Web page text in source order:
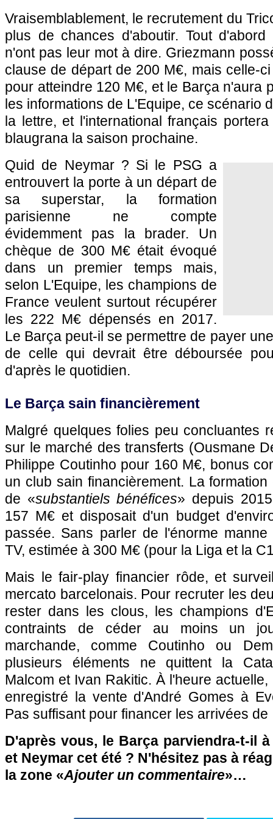
Vraisemblablement, le recrutement du
plus de chances d'aboutir. Tout
n'ont pas leur mot à dire. Griezmann
clause de départ de 200 M€, mais celle-
pour atteindre 120 M€, et le Barça n'aura
les informations de L'Equipe, ce scénario
la lettre, et l'international français
blaugrana la saison prochaine.
Quid de Neymar ? Si le PSG a
entrouvert la porte à un départ de
sa superstar, la formation
parisienne ne compte
évidemment pas la brader. Un
chèque de 300 M€ était évoqué
dans un premier temps mais,
selon L'Equipe, les champions de
France veulent surtout récupérer
les 222 M€ dépensés en 2017.
Le Barça peut-il se permettre de payer
de celle qui devrait être déboursée
d'après le quotidien.
Le Barça sain financièrement
Malgré quelques folies peu concluantes
sur le marché des transferts (Ousmane
Philippe Coutinho pour 160 M€, bonus
un club sain financièrement. La
de «substantiels bénéfices» depuis
157 M€ et disposait d'un budget
passée. Sans parler de l'énorme
TV, estimée à 300 M€ (pour la Liga et la
Mais le fair-play financier rôde, et
mercato barcelonais. Pour recruter les
rester dans les clous, les champions
contraints de céder au moins un
marchande, comme Coutinho ou
plusieurs éléments ne quittent la
Malcom et Ivan Rakitic. À l'heure
enregistré la vente d'André Gomes à
Pas suffisant pour financer les arrivées de
D'après vous, le Barça parviendra-t-il
et Neymar cet été ? N'hésitez pas à
la zone «Ajouter un commentaire»…